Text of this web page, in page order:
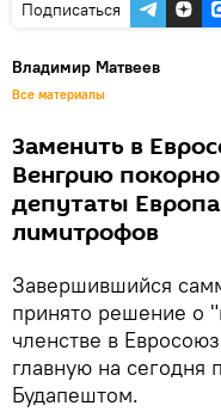
Подписаться
Владимир Матвеев
Все материалы
Заменить в
Венгрию
депутаты
лимитрофов
Завершившийся
принято решение о
членстве в
главную на
Будапештом.